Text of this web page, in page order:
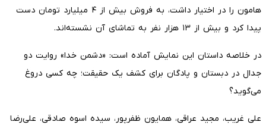
هامون را در اختیار داشت، به فروش بیش از ۴ میلیارد تومان دست
پیدا کرد و بیش از ۱۳ هزار نفر به تماشای آن نشسته‌اند.
در خلاصه داستان این نمایش آماده است: «دشمن خدا» روایت دو
جدال در دبستان و پادگان برای کشف یک حقیقت؛ چه کسی دروغ
می‌گوید؟
علی غریب، مجید عراقی، همایون ظفرپور، سیده اسوه صادقی، علی‌رضا